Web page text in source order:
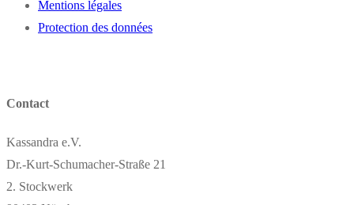
Mentions légales
Protection des données
Contact
Kassandra e.V.
Dr.-Kurt-Schumacher-Straße 21
2. Stockwerk